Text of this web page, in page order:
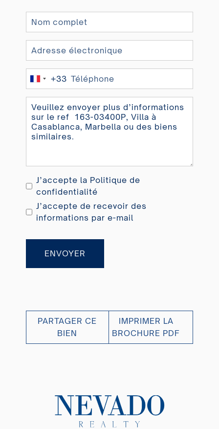
France
+33
J’accepte la Politique de
confidentialité
J’accepte de recevoir des
informations par e-mail
ENVOYER
PARTAGER CE
BIEN
IMPRIMER LA
BROCHURE PDF